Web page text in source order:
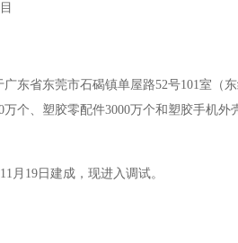
东省东莞市石碣镇单屋路52号101室 （
万个、塑胶零配件3000万个和塑胶手机外
月19日建成，现进入调试。